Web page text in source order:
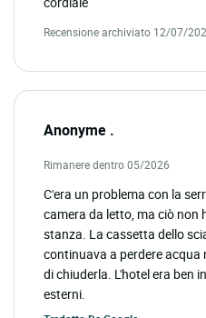
Recensione archiviato 12/07/
Anonyme .
Rimanere dentro 05/2026
C'era un problema con la
camera da letto, ma ciò non
stanza. La cassetta dello
continuava a perdere
di chiuderla. L'hotel era ben
esterni.